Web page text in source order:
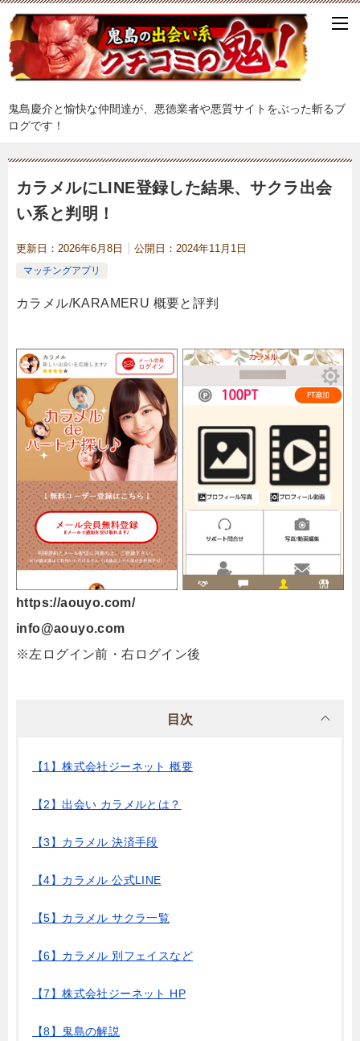
鬼島慶介と愉快な仲間達が、悪徳業者や悪質サイトをぶった斬るブ
ログです！
カラメルにLINE登録した結果、サクラ出会
い系と判明！
更新日： 2026年6月8日 公開日： 2024年11月1日
マッチングアプリ
カラメル/KARAMERU 概要と評判
https://aouyo.com/
info@aouyo.com
※左ログイン前・右ログイン後
目次
【1】株式会社ジーネット 概要
【2】出会い カラメルとは？
【3】カラメル 決済手段
【4】カラメル 公式LINE
【5】カラメル サクラ一覧
【6】カラメル 別フェイスなど
【7】株式会社ジーネット HP
【8】鬼島の解説